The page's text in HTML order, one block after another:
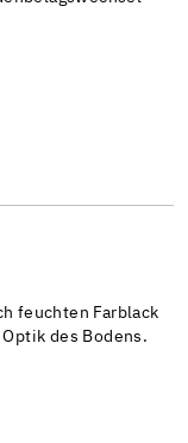
feuchten Farblack
des Bodens.